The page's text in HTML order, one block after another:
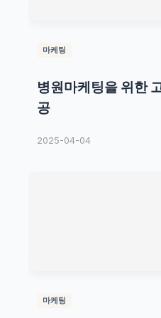
마케팅
병원마케팅을 위한
공
2025-04-04
마케팅